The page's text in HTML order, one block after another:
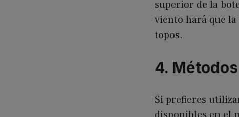
superior de la
viento hará que
topos.
4.
Si prefieres